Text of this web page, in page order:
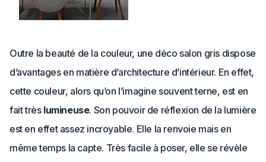
Outre la beauté de la couleur, une déco salon gris dispose
d’avantages en matière d’architecture d’intérieur. En effet,
cette couleur, alors qu’on l’imagine souvent terne, est en
fait très lumineuse. Son pouvoir de réflexion de la lumière
est en effet assez incroyable. Elle la renvoie mais en
même temps la capte. Très facile à poser, elle se révèle